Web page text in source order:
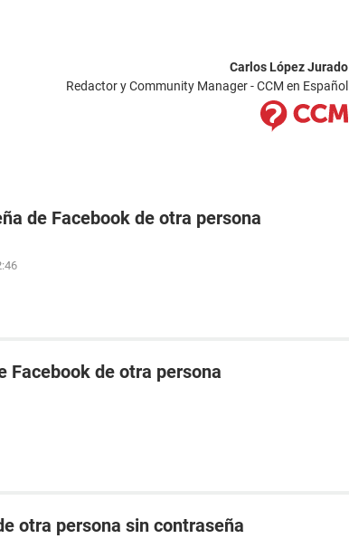
Carlos López Jurado
Redactor y Community Manager - CCM en Español
de Facebook de otra persona
Facebook de otra persona
otra persona sin contraseña